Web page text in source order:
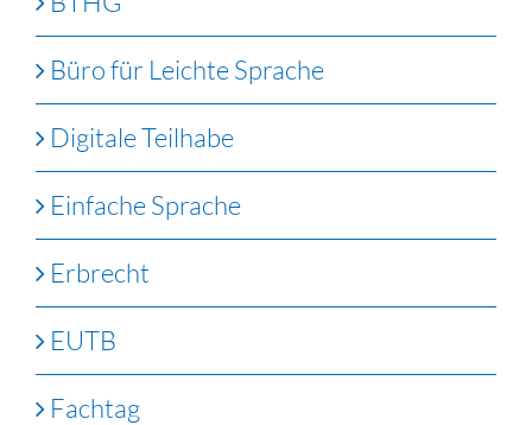
Büro für Leichte Sprache
Digitale Teilhabe
Einfache Sprache
Erbrecht
EUTB
Fachtag